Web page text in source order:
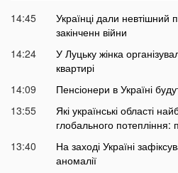
14:45
Українці дали невтішний
закінченн війни
14:24
У Луцьку жінка
квартирі
14:09
Пенсіонери в Україні
13:55
Які українські області
глобального потепління:
13:40
На заході Україні
аномалії